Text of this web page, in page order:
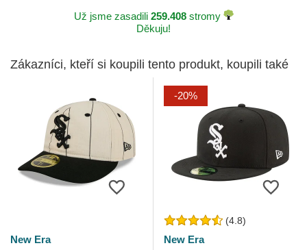
Už jsme zasadili 259.408stromy
Děkuju!
Zákazníci, kteří si koupili tento produkt, koupili také
New Era
-20%
(4.8)
New Era